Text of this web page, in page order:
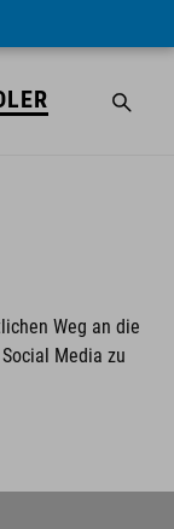
Weg an die
Media zu